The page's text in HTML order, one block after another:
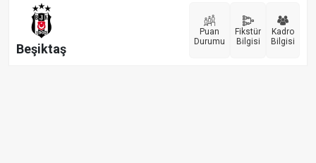
Beşiktaş
Puan
Durumu
Fikstür
Bilgisi
Kadro
Bilgisi